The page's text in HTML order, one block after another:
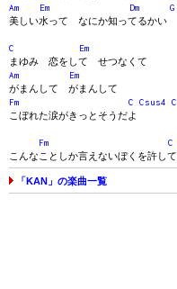
Am
Em Dm G
美しい水って なにか知ってるかい
C
Em
まゆみ 恋をして せつなくて
Am
Em
がまんして がまんして
Fm
C Csus4 C
こぼれた涙がきっとそうだよ
Fm C
こんなことしか言えないぼくを許して
「KAN」の楽曲一覧